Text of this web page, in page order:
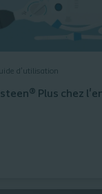
d’utilisation
Plus chez